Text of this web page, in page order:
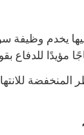
يخدم وظيفة
مؤيدًا